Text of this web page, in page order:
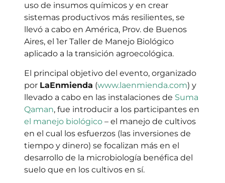
uso de insumos químicos y en crear
sistemas productivos más resilientes, se
llevó a cabo en América, Prov. de Buenos
Aires, el 1er Taller de Manejo Biológico
aplicado a la transición agroecológica.
El principal objetivo del evento, organizado
por LaEnmienda (www.laenmienda.com) y
llevado a cabo en las instalaciones de Suma
Qaman, fue introducir a los participantes en
el manejo biológico – el manejo de cultivos
en el cual los esfuerzos (las inversiones de
tiempo y dinero) se focalizan más en el
desarrollo de la microbiología benéfica del
suelo que en los cultivos en sí.